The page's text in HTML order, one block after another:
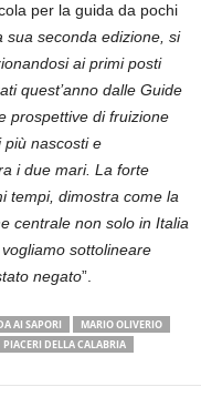
per la guida da pochi
sua seconda edizione, si
ai primi posti
quest’anno dalle Guide
prospettive di fruizione
più nascosti e
i due mari. La forte
tempi, dimostra come la
centrale non solo in Italia
sottolineare
negato”.
AI SAPORI
MARIO OLIVERIO
PIACERI DELLA CALABRIA